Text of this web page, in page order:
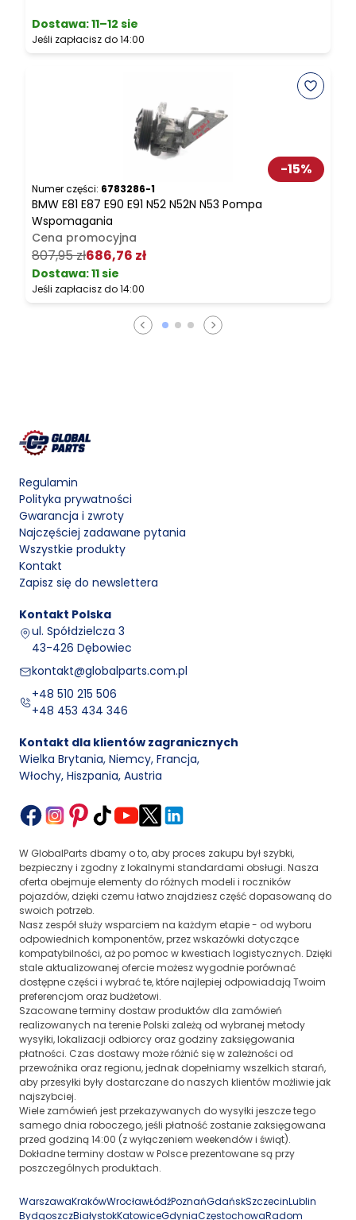
Dostawa:11–12 sie
Jeśli zapłacisz do 14:00
-15%
Numer części: 6783286-1
BMW E81 E87 E90 E91 N52 N52N N53 Pompa
Wspomagania
Cena promocyjna
807,95 zł686,76 zł
Dostawa:11 sie
Jeśli zapłacisz do 14:00
Regulamin
Polityka prywatności
Gwarancja i zwroty
Najczęściej zadawane pytania
Wszystkie produkty
Kontakt
Zapisz się do newslettera
Kontakt Polska
ul. Spółdzielcza 3
43-426 Dębowiec
kontakt@globalparts.com.pl
+48 510 215 506
+48 453 434 346
Kontakt dla klientów zagranicznych
Wielka Brytania, Niemcy, Francja,
Włochy, Hiszpania, Austria
W GlobalParts dbamy o to, aby proces zakupu był szybki,
bezpieczny i zgodny z lokalnymi standardami obsługi. Nasza
oferta obejmuje elementy do różnych modeli i roczników
pojazdów, dzięki czemu łatwo znajdziesz część dopasowaną do
swoich potrzeb.
Nasz zespół służy wsparciem na każdym etapie - od wyboru
odpowiednich komponentów, przez wskazówki dotyczące
kompatybilności, aż po pomoc w kwestiach logistycznych. Dzięki
stale aktualizowanej ofercie możesz wygodnie porównać
dostępne części i wybrać te, które najlepiej odpowiadają Twoim
preferencjom oraz budżetowi.
Szacowane terminy dostaw produktów dla zamówień
realizowanych na terenie Polski zależą od wybranej metody
wysyłki, lokalizacji odbiorcy oraz godziny zaksięgowania
płatności. Czas dostawy może różnić się w zależności od
przewoźnika oraz regionu, jednak dopełniamy wszelkich starań,
aby przesyłki były dostarczane do naszych klientów możliwie jak
najszybciej.
Wiele zamówień jest przekazywanych do wysyłki jeszcze tego
samego dnia roboczego, jeśli płatność zostanie zaksięgowana
przed godziną 14:00 (z wyłączeniem weekendów i świąt).
Dokładne terminy dostaw w Polsce prezentowane są przy
poszczególnych produktach.
WarszawaKrakówWrocławŁódźPoznańGdańskSzczecinLublin
BydgoszczBiałystokKatowiceGdyniaCzęstochowaRadom